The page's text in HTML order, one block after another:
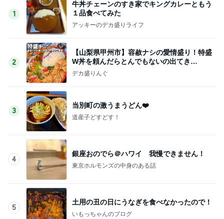
1
牛丼チェーンのすき家でキングカレーともう
１品食べてみた
アッキーのデカ盛りライフ
2
【山梨県甲州市】容赦ナシの愛情盛り！特盛
W丼を頼んだらとんでもないの出てき
た…！〜花藤食堂さん〜
デカ盛りんぐ
3
当別町の激うまうどん❤️
道産子どすどす！
4
銀座おのでら＠ハワイ 我慢できません！
東京ホルモンズの中身のある話
5
土用の丑の日にうなぎを食べなかったので！
いもっちゃんのブログ